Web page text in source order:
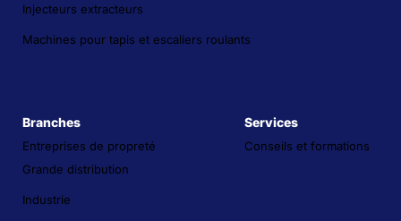
Injecteurs extracteurs
Machines pour tapis et escaliers roulants
Branches
Entreprises de propreté
Grande distribution
Industrie
Services
Conseils et formations